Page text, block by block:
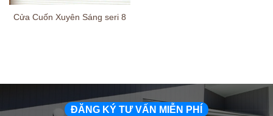
Cửa Cuốn Xuyên Sáng seri 8
ĐĂNG KÝ TƯ VẤN MIỄN PHÍ